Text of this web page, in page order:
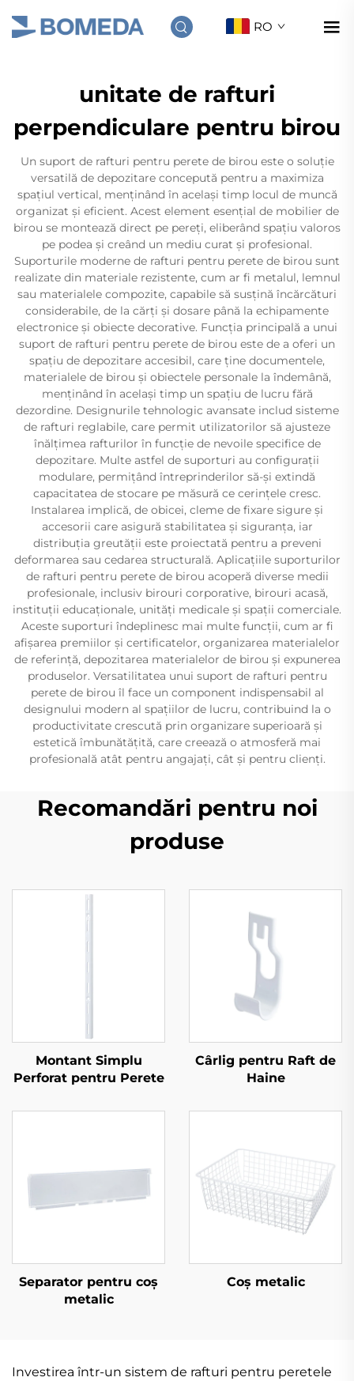
RO
unitate de rafturi
perpendiculare pentru birou
Un suport de rafturi pentru perete de birou este o soluție
versatilă de depozitare concepută pentru a maximiza
spațiul vertical, menținând în același timp locul de muncă
organizat și eficient. Acest element esențial de mobilier de
birou se montează direct pe pereți, eliberând spațiu valoros
pe podea și creând un mediu curat și profesional.
Suporturile moderne de rafturi pentru perete de birou sunt
realizate din materiale rezistente, cum ar fi metalul, lemnul
sau materialele compozite, capabile să susțină încărcături
considerabile, de la cărți și dosare până la echipamente
electronice și obiecte decorative. Funcția principală a unui
suport de rafturi pentru perete de birou este de a oferi un
spațiu de depozitare accesibil, care ține documentele,
materialele de birou și obiectele personale la îndemână,
menținând în același timp un spațiu de lucru fără
dezordine. Designurile tehnologic avansate includ sisteme
de rafturi reglabile, care permit utilizatorilor să ajusteze
înălțimea rafturilor în funcție de nevoile specifice de
depozitare. Multe astfel de suporturi au configurații
modulare, permițând întreprinderilor să-și extindă
capacitatea de stocare pe măsură ce cerințele cresc.
Instalarea implică, de obicei, cleme de fixare sigure și
accesorii care asigură stabilitatea și siguranța, iar
distribuția greutății este proiectată pentru a preveni
deformarea sau cedarea structurală. Aplicațiile suporturilor
de rafturi pentru perete de birou acoperă diverse medii
profesionale, inclusiv birouri corporative, birouri acasă,
instituții educaționale, unități medicale și spații comerciale.
Aceste suporturi îndeplinesc mai multe funcții, cum ar fi
afișarea premiilor și certificatelor, organizarea materialelor
de referință, depozitarea materialelor de birou și expunerea
produselor. Versatilitatea unui suport de rafturi pentru
perete de birou îl face un component indispensabil al
designului modern al spațiilor de lucru, contribuind la o
productivitate crescută prin organizare superioară și
estetică îmbunătățită, care creează o atmosferă mai
profesională atât pentru angajați, cât și pentru clienți.
Recomandări pentru noi
produse
Montant Simplu
Perforat pentru Perete
Cârlig pentru Raft de
Haine
Separator pentru coș
metalic
Coș metalic
Investirea într-un sistem de rafturi pentru peretele